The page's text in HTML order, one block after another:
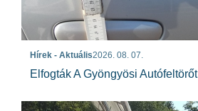
Hírek - Aktuális2026. 08. 07.
Elfogták A Gyöngyösi Autófeltörőt